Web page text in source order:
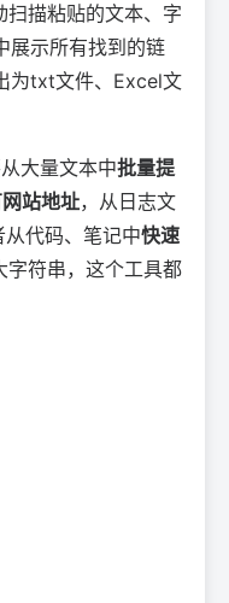
扫描粘贴的文本、字
展示所有找到的链
为txt文件、Excel文
大量文本中批量提
站地址，从日志文
从代码、笔记中快速
符串，这个工具都